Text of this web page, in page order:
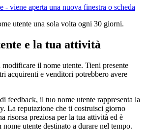
- viene aperta una nuova finestra o scheda
utente una sola volta ogni 30 giorni.
e la tua attività
il nome utente. Tieni presente
acquirenti e venditori potrebbero avere
feedback, il tuo nome utente rappresenta la
La reputazione che ti costruisci giorno
risorsa preziosa per la tua attività ed è
utente destinato a durare nel tempo.